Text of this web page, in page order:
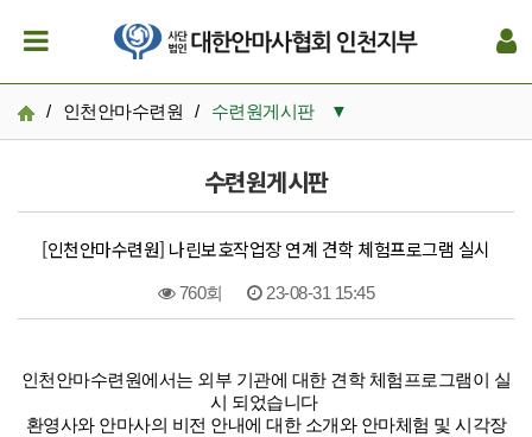
/ 인천안마수련원 / 수련원게시판 ▼
입소안내
수련원게시판
수련원게시판
[인천안마수련원] 나린보호작업장 연계 견학 체험프로그램 실시
760회 23-08-31 15:45
인천안마수련원에서는 외부 기관에 대한 견학 체험프로그램이 실
시 되었습니다
환영사와 안마사의 비전 안내에 대한 소개와 안마체험 및 시각장